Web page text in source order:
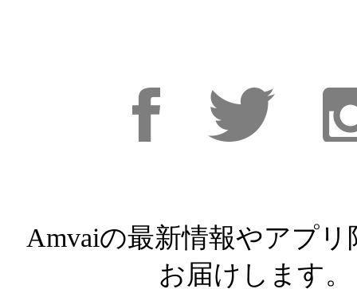
Amvaiの最新情報やアプリ
お届けします。